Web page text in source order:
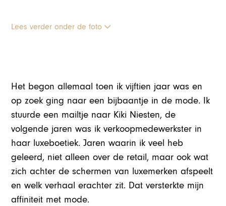
Lees verder onder de foto
Het begon allemaal toen ik vijftien jaar was en
op zoek ging naar een bijbaantje in de mode. Ik
stuurde een mailtje naar Kiki Niesten, de
volgende jaren was ik verkoopmedewerkster in
haar luxeboetiek. Jaren waarin ik veel heb
geleerd, niet alleen over de retail, maar ook wat
zich achter de schermen van luxemerken afspeelt
en welk verhaal erachter zit. Dat versterkte mijn
affiniteit met mode.